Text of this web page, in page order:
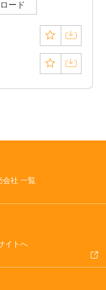
ード
会社 一覧
イトへ